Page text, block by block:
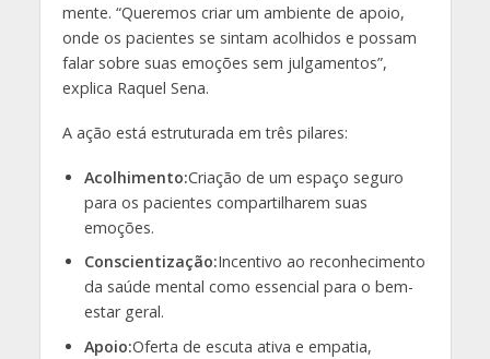
mente. “Queremos criar um ambiente de apoio,
onde os pacientes se sintam acolhidos e possam
falar sobre suas emoções sem julgamentos”,
explica Raquel Sena.
A ação está estruturada em três pilares:
Acolhimento:Criação de um espaço seguro
para os pacientes compartilharem suas
emoções.
Conscientização:Incentivo ao reconhecimento
da saúde mental como essencial para o bem-
estar geral.
Apoio:Oferta de escuta ativa e empatia,